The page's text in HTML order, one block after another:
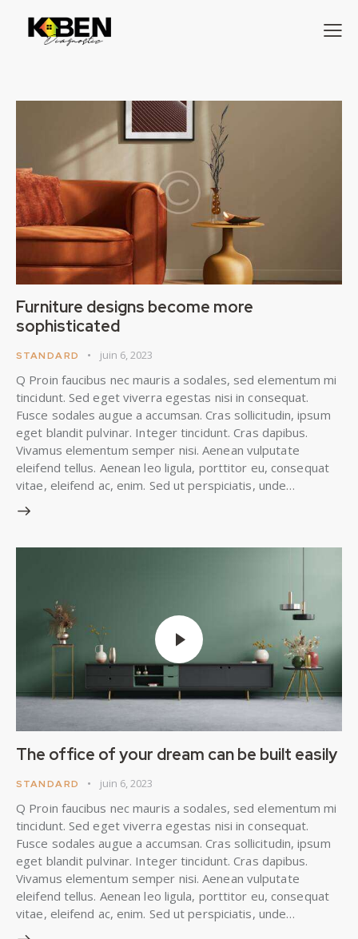
Furniture designs become more
sophisticated
STANDARD juin 6, 2023
Q Proin faucibus nec mauris a sodales, sed elementum mi
tincidunt. Sed eget viverra egestas nisi in consequat.
Fusce sodales augue a accumsan. Cras sollicitudin, ipsum
eget blandit pulvinar. Integer tincidunt. Cras dapibus.
Vivamus elementum semper nisi. Aenean vulputate
eleifend tellus. Aenean leo ligula, porttitor eu, consequat
vitae, eleifend ac, enim. Sed ut perspiciatis, unde…
The office of your dream can be built easily
STANDARD juin 6, 2023
Q Proin faucibus nec mauris a sodales, sed elementum mi
tincidunt. Sed eget viverra egestas nisi in consequat.
Fusce sodales augue a accumsan. Cras sollicitudin, ipsum
eget blandit pulvinar. Integer tincidunt. Cras dapibus.
Vivamus elementum semper nisi. Aenean vulputate
eleifend tellus. Aenean leo ligula, porttitor eu, consequat
vitae, eleifend ac, enim. Sed ut perspiciatis, unde…